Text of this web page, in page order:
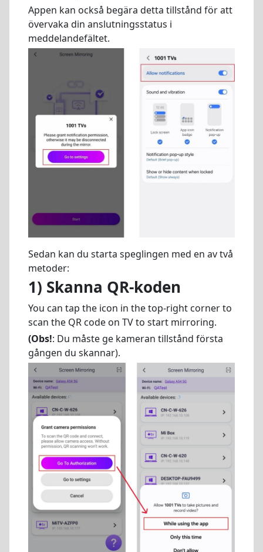
Appen kan också begära detta tillstånd för att
övervaka din anslutningsstatus i
meddelandefältet.
Sedan kan du starta speglingen med en av två
metoder:
1) Skanna QR-koden
You can tap the icon in the top-right corner to
scan the QR code on TV to start mirroring.
(Obs!: Du måste ge kameran tillstånd första
gången du skannar).